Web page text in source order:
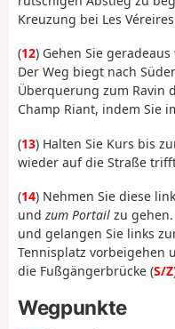
Kreuzung bei Les
(12) Gehen Sie
Der Weg biegt nach
Überquerung zum Ravin
Champ Riant, indem Sie
(13) Halten Sie Kurs bis
wieder auf die Straße
(14) Nehmen Sie diese
und zum Portail zu
und gelangen Sie links
Tennisplatz vorbeigehen
die Fußgängerbrücke (S/Z
Wegpunkte